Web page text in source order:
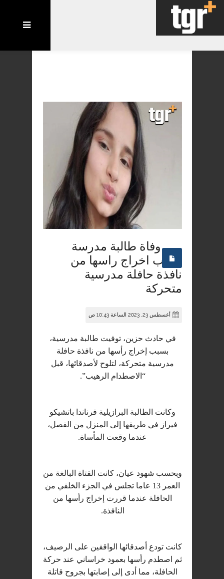
وفاة طالبة مدرسة
بسبب اخراج راسها من
نافذة حافلة مدرسية
متحركة
أغسطس 23, 2023 الساعة 10:43 ص
في حادث حزين، توفيت طالبة مدرسية،
بسبب إخراج رأسها من نافذة حافلة
مدرسية متحركة، لتلوح لأصدقائها، قبل
“الاصطدام الرهيب”.
وكانت الطالبة البرازيلية فرناندا باتشيكو
فيراز في طريقها إلى المنزل من الفصل،
عندما وقعت المأساة.
وبحسب شهود عيان، كانت الفتاة البالغة من
العمر 13 عاما تجلس في الجزء الخلفي من
الحافلة عندما قررت إخراج رأسها من
النافذة.
كانت تودع أصدقائها الواقفين على الرصيف،
ثم اصطدم رأسها بعمود خراساني عند حركة
الحافلة، مما أدى إلى إصابتها بجروح قاتلة